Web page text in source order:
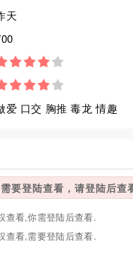
天
爱 口交 胸推 毒龙 情趣
要登陆查看，请登陆后查
查看,你需登陆后查看.
查看,需要登陆后查看.